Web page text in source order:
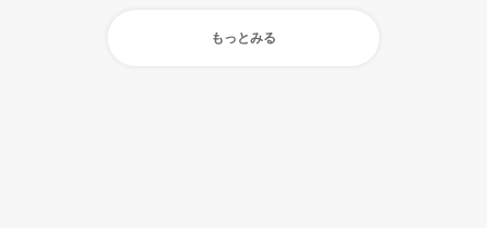
もっとみる